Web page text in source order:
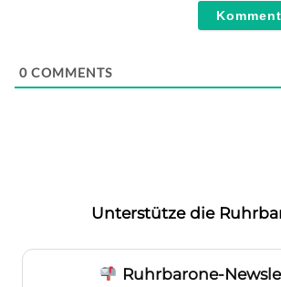
0 COMMENTS
Unterstütze die
Ruhrbarone-